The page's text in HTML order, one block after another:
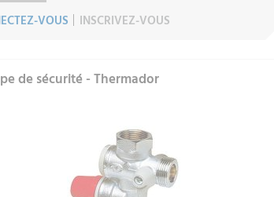
VOUS INSCRIVEZ-VOUS
de sécurité - Thermador